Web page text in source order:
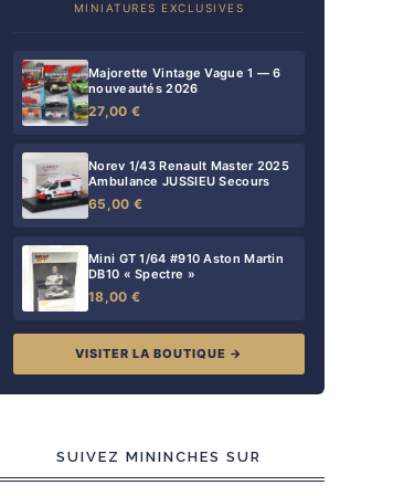
MINIATURES EXCLUSIVES
Majorette Vintage Vague 1 — 6
nouveautés 2026
27,00 €
Norev 1/43 Renault Master 2025
Ambulance JUSSIEU Secours
65,00 €
Mini GT 1/64 #910 Aston Martin
DB10 « Spectre »
18,00 €
VISITER LA BOUTIQUE →
SUIVEZ MININCHES SUR